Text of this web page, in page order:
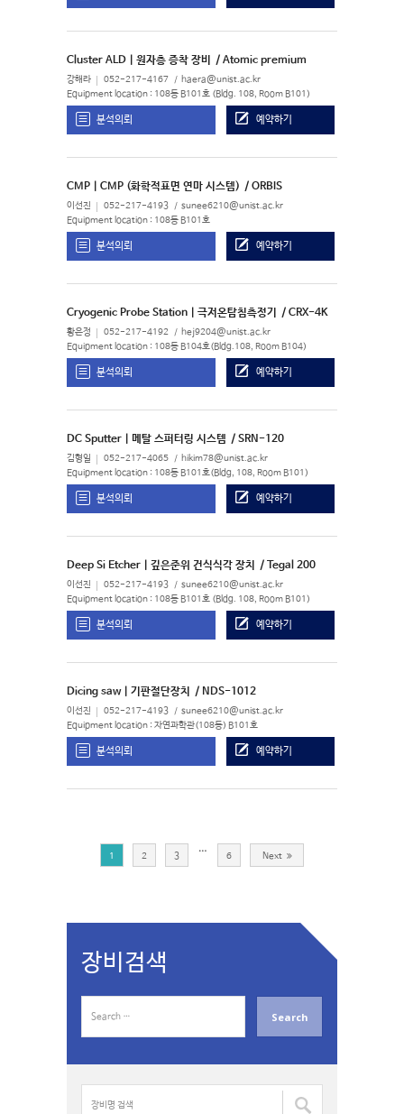
Cluster ALD | 원자층 증착 장비 / Atomic premium
강해라 052-217-4167 haera@unist.ac.kr
Equipment location : 108동 B101호 (Bldg. 108, Room B101)
분석의뢰 예약하기
CMP | CMP (화학적표면 연마 시스템) / ORBIS
이선진 052-217-4193 sunee6210@unist.ac.kr
Equipment location : 108동 B101호
분석의뢰 예약하기
Cryogenic Probe Station | 극저온탐침측정기 / CRX-4K
황은정 052-217-4192 hej9204@unist.ac.kr
Equipment location : 108동 B104호(Bldg.108, Room B104)
분석의뢰 예약하기
DC Sputter | 메탈 스퍼터링 시스템 / SRN-120
김형일 052-217-4065 hikim78@unist.ac.kr
Equipment location : 108동 B101호(Bldg, 108, Room B101)
분석의뢰 예약하기
Deep Si Etcher | 깊은준위 건식식각 장치 / Tegal 200
이선진 052-217-4193 sunee6210@unist.ac.kr
Equipment location : 108동 B101호 (Bldg. 108, Room B101)
분석의뢰 예약하기
Dicing saw | 기판절단장치 / NDS-1012
이선진 052-217-4193 sunee6210@unist.ac.kr
Equipment location : 자연과학관(108동) B101호
분석의뢰 예약하기
1 2 3 … 6 Next
장비검색
a